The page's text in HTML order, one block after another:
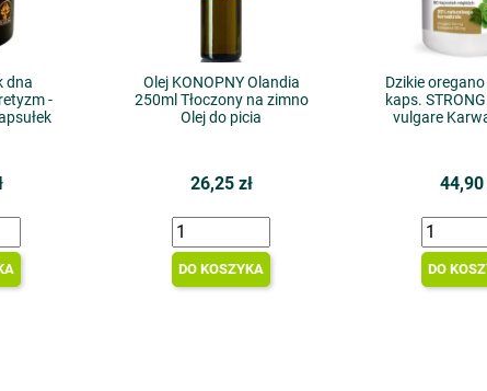
dna
-
Olej KONOPNY Olandia
250ml Tłoczony na zimno
Olej do picia
26,25 zł
DO KOSZYKA
Dzikie
kaps.
vulgare
44,90
DO